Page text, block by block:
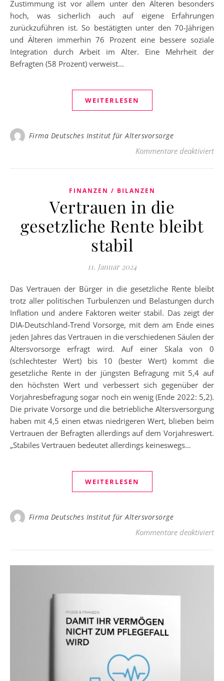
Zustimmung ist vor allem unter den Älteren besonders
hoch, was sicherlich auch auf eigene Erfahrungen
zurückzuführen ist. So bestätigten unter den 70-Jährigen
und Älteren immerhin 76 Prozent eine bessere soziale
Integration durch Arbeit im Alter. Eine Mehrheit der
Befragten (58 Prozent) verweist…
WEITERLESEN
Firma Deutsches Institut für Altersvorsorge
Kommentare deaktiviertfür
FINANZEN / BILANZEN
Vertrauen in die
gesetzliche Rente bleibt
stabil
11. Januar 2024
Das Vertrauen der Bürger in die gesetzliche Rente bleibt
trotz aller politischen Turbulenzen und Belastungen durch
Inflation und andere Faktoren weiter stabil. Das zeigt der
DIA-Deutschland-Trend Vorsorge, mit dem am Ende eines
jeden Jahres das Vertrauen in die verschiedenen Säulen der
Altersvorsorge erfragt wird. Auf einer Skala von 0
(schlechtester Wert) bis 10 (bester Wert) kommt die
gesetzliche Rente in der jüngsten Befragung mit 5,4 auf
den höchsten Wert und verbessert sich gegenüber der
Vorjahresbefragung sogar noch ein wenig (Ende 2022: 5,2).
Die private Vorsorge und die betriebliche Altersversorgung
haben mit 4,5 einen etwas niedrigeren Wert, blieben beim
Vertrauen der Befragten allerdings auf dem Vorjahreswert.
„Stabiles Vertrauen bedeutet allerdings keineswegs…
WEITERLESEN
Firma Deutsches Institut für Altersvorsorge
Kommentare deaktiviertfür